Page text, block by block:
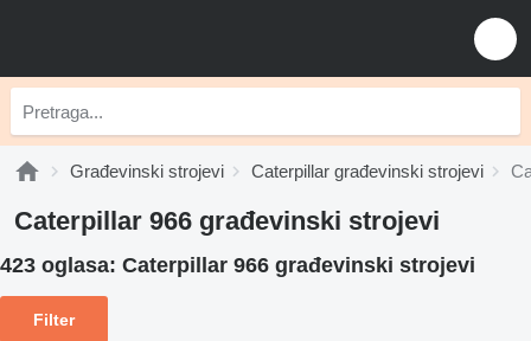
Građevinski strojevi Caterpillar građevinski strojevi
Caterpillar 966 građevinski strojevi
423 oglasa: Caterpillar 966 građevinski strojevi
Filter